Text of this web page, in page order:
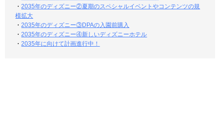
・2035年のディズニー②夏期のスペシャルイベントやコンテンツの規
模拡大
・2035年のディズニー③DPAの入園前購入
・2035年のディズニー④新しいディズニーホテル
・2035年に向けて計画進行中！